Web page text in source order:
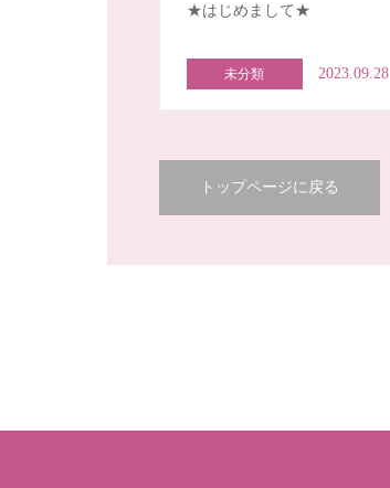
★はじめまして★
未分類 2023.09.28
トップページに戻る